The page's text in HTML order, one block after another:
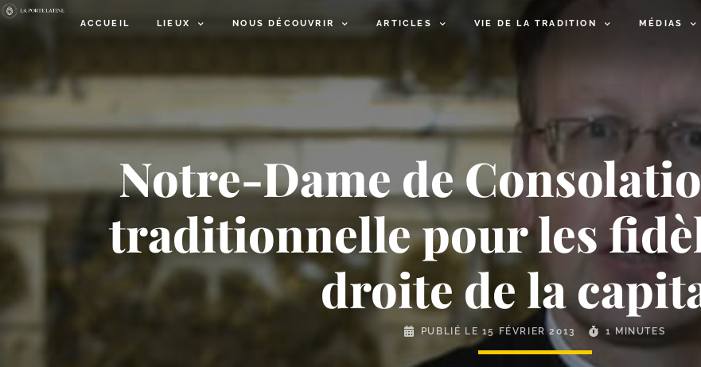
ACCUEIL LIEUX NOUS DÉCOUVRIR ARTICLES VIE DE LA TRADITION MÉDIAS
Notre-​Dame de
traditionnelle pour les
droite de la
PUBLIÉ LE 15 FÉVRIER 2013 1 MINUTES